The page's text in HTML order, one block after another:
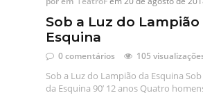
Sob a Luz do Lampião
Esquina
0 comentários 105
Sob a Luz do Lampião da Esquina
da Esquina 90’ 12 anos Quatro